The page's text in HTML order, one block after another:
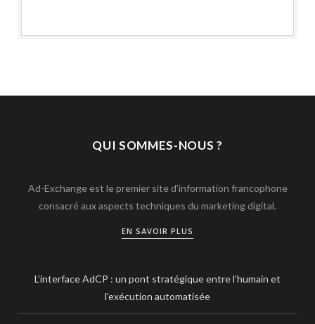
QUI SOMMES-NOUS ?
Ad-Exchange est le premier site d’information francophone
consacré aux aspects techniques du marketing digital.
EN SAVOIR PLUS
L’interface AdCP : un pont stratégique entre l’humain et
l’exécution automatisée